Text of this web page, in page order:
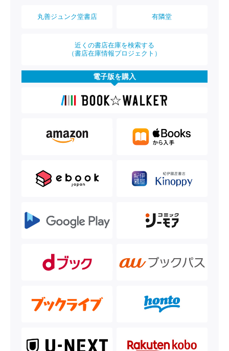
丸善ジュンク堂書店 有隣堂
近くの書店在庫を検索する
（書店在庫情報プロジェクト）
電子版を購入